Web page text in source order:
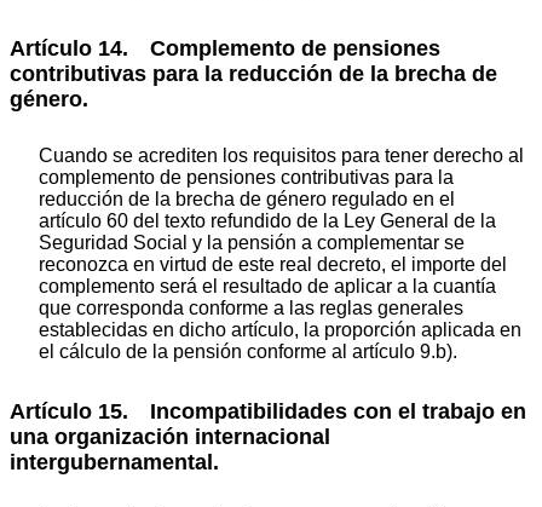
Artículo 14. Complemento de pensiones
contributivas para la reducción de la brecha de
género.
Cuando se acrediten los requisitos para tener derecho al
complemento de pensiones contributivas para la
reducción de la brecha de género regulado en el
artículo 60 del texto refundido de la Ley General de la
Seguridad Social y la pensión a complementar se
reconozca en virtud de este real decreto, el importe del
complemento será el resultado de aplicar a la cuantía
que corresponda conforme a las reglas generales
establecidas en dicho artículo, la proporción aplicada en
el cálculo de la pensión conforme al artículo 9.b).
Artículo 15. Incompatibilidades con el trabajo en
una organización internacional
intergubernamental.